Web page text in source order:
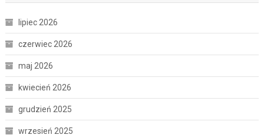
lipiec 2026
czerwiec 2026
maj 2026
kwiecień 2026
grudzień 2025
wrzesień 2025